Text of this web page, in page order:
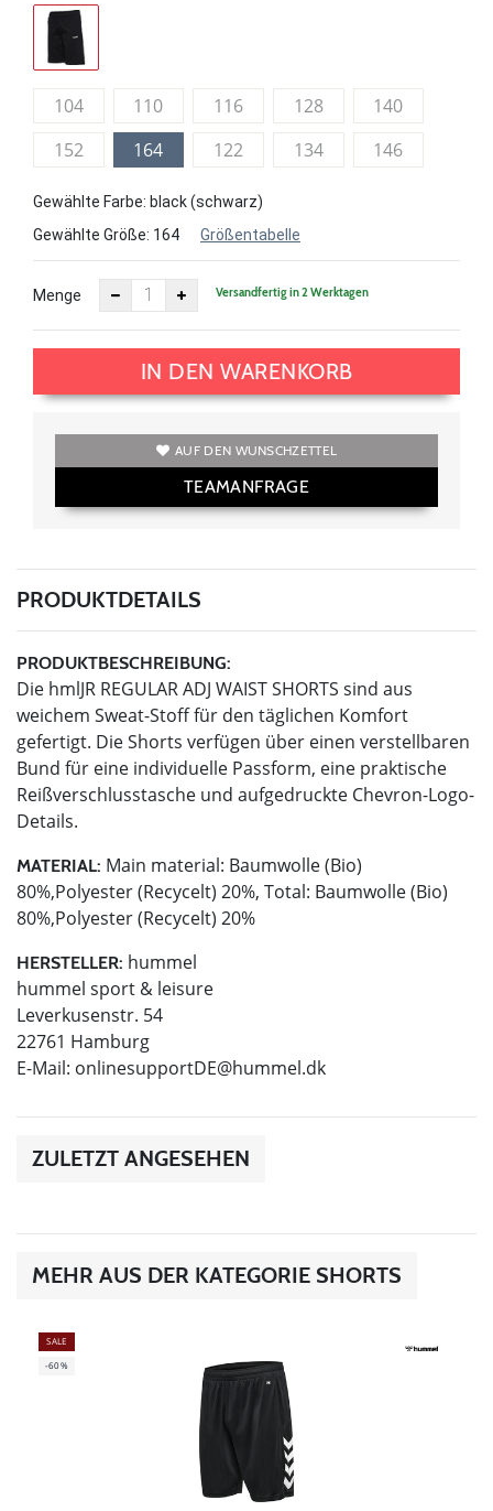
104 110 116 128
140
152
164 122 134 146
Gewählte Farbe: black (schwarz)
Gewählte Größe: 164 Größentabelle
Menge Versandfertig in 2 Werktagen
IN DEN WARENKORB
AUF DEN WUNSCHZETTEL
TEAMANFRAGE
PRODUKTDETAILS
PRODUKTBESCHREIBUNG:
Die hmlJR REGULAR ADJ WAIST SHORTS sind aus
weichem Sweat-Stoff für den täglichen Komfort
gefertigt. Die Shorts verfügen über einen verstellbaren
Bund für eine individuelle Passform, eine praktische
Reißverschlusstasche und aufgedruckte Chevron-Logo-
Details.
MATERIAL: Main material: Baumwolle (Bio)
80%,Polyester (Recycelt) 20%, Total: Baumwolle (Bio)
80%,Polyester (Recycelt) 20%
HERSTELLER: hummel
hummel sport & leisure
Leverkusenstr. 54
22761 Hamburg
E-Mail: onlinesupportDE@hummel.dk
ZULETZT ANGESEHEN
MEHR AUS DER KATEGORIE SHORTS
SALE
-60%